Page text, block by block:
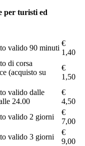
per turisti ed
valido 90 minuti
€
1,40
di corsa
(acquisto su
€
1,50
valido dalle
24.00
€
4,50
valido 2 giorni
€
7,00
valido 3 giorni
€
9,00